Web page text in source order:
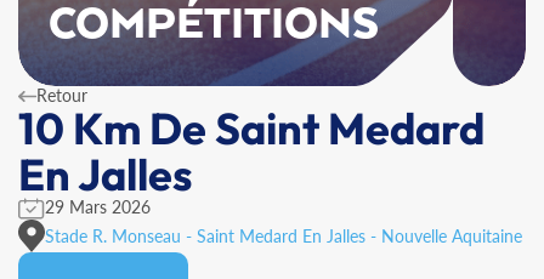
COMPÉTITIONS
Retour
10 Km De Saint Medard
En Jalles
29 Mars 2026
Stade R. Monseau - Saint Medard En Jalles - Nouvelle Aquitaine